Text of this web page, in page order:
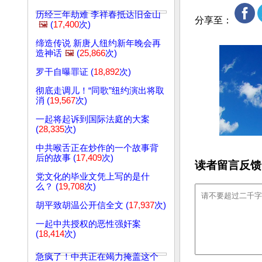
历经三年劫难 李祥春抵达旧金山
🖼️ (17,400次)
缔造传说 新唐人纽约新年晚会再
造神话 🖼️ (25,866次)
罗干自曝罪证 (18,892次)
彻底走调儿！“同歌”纽约演出将取
消 (19,567次)
一起将起诉到国际法庭的大案
(28,335次)
中共喉舌正在炒作的一个故事背
后的故事 (17,409次)
党文化的毕业文凭上写的是什
么？ (19,708次)
胡平致胡温公开信全文 (17,937次)
一起中共授权的恶性强奸案
(18,414次)
急疯了！中共正在竭力掩盖这个
分享至：
读者留言反